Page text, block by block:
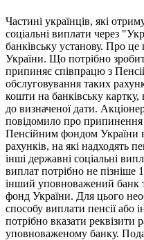
Частині українців, які
соціальні виплати через
банківську установу. Про
України. Що потрібно
припиняє співпрацю з
обслуговування таких
кошти на банківську картку,
до визначеної дати.
повідомило про припинення
Пенсійним фондом України
рахунків, на які надходять
інші державні соціальні
виплат потрібно не пізніше
інший уповноважений банк
фонд України. Для цього
способу виплати пенсії або
потрібно вказати реквізити
уповноваженому банку.